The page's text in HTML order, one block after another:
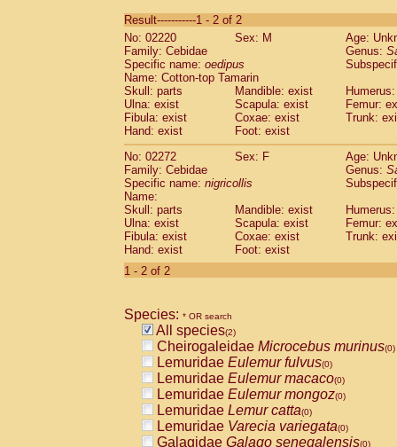
CebidaeSaguinus labiatus(0)
Cebidae Saguinus leucopus (0)
Cebidae
CebidaeSaguinus mystax
Cebidae Saguinus nigricollis (1)
Cebidae Saguinus oedipus
Cebidae Saguinus weddelli
Cebidae Saguinusspp.
Cebidae Aotus trivirgatus
Cebidae
CebidaeCebus apella
Cebidae
Cebidae Cebus nigrivittatus
Cebidae Cebusspp.(0)
Cebidae Saimiri boliviensis
CebidaeSaimiri sciureus(0)
AtelidaeAlouatta caraya(0)
Atelidae Alouatta seniculus
AtelidaeAlouatta
AtelidaeAteles belzebuth(0)
AtelidaeAteles geoffroyi(0)
AtelidaeAteles paniscus(0)
AtelidaeAtelesspp. (0)
AtelidaeLagothrix lagothricha
AtelidaeLagothrix lagothricha cana
PitheciidaeCacajao calvus
Result-----------1 - 2 of 2
No: 02220
Sex: M
Age:
Family: Cebidae
Genus:
Specific name: oedipus
Name: Cotton-top Tamarin
Skull: parts
Mandible: exist
Ulna: exist
Scapula: exist
Femur:
Fibula: exist
Coxae: exist
Trunk:
Hand: exist
Foot: exist
No: 02272
Sex: F
Age:
Family: Cebidae
Genus:
Specific name: nigricollis
Name:
Skull: parts
Mandible: exist
Ulna: exist
Scapula: exist
Femur:
Fibula: exist
Coxae: exist
Trunk:
Hand: exist
Foot: exist
1 - 2 of 2
Species: * OR search
All species(2)
Cheirogaleidae Microcebus murinus(0)
Lemuridae Eulemur fulvus(0)
Lemuridae Eulemur macaco(0)
Lemuridae Eulemur mongoz(0)
Lemuridae Lemur catta(0)
Lemuridae Varecia variegata(0)
Galagidae Galago senegalensis(0)